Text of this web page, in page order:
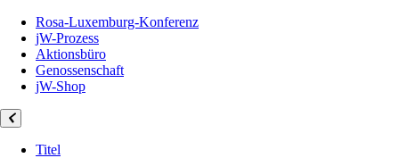
Rosa-Luxemburg-Konferenz
jW-Prozess
Aktionsbüro
Genossenschaft
jW-Shop
Titel